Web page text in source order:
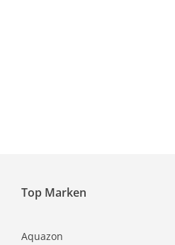
Top Marken
Aquazon